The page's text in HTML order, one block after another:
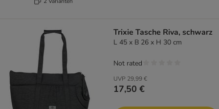
Trixie Tasche Riva, schwarz
L 45 x B 26 x H 30 cm
UVP 29,99 €
17,50 €
Not rated